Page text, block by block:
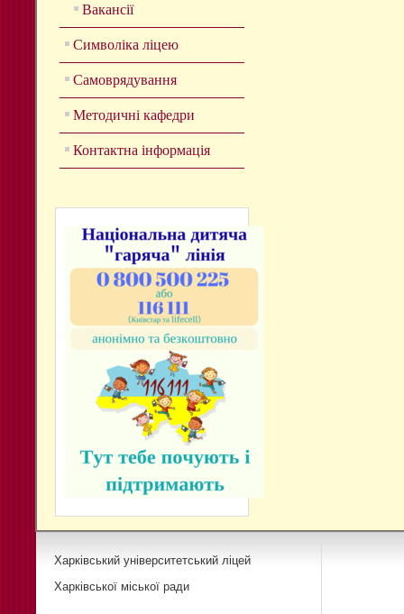
Вакансії
Символіка ліцею
Самоврядування
Методичні кафедри
Контактна інформація
Харківський університетський ліцей
Харківської міської ради